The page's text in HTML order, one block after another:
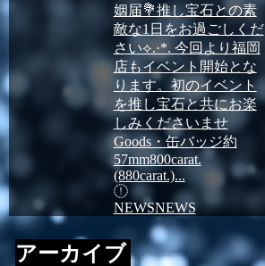
姻届💐推し宝石との素
敵な1日をお過ごしくだ
さい⟡.·*. 今回より福岡
店もイベント開始とな
ります。初のイベント
を推し宝石と共にお楽
しみくださいませ
Goods・缶バッジ約
57mm800carat.
(880carat.)...
NEWSNEWS
アーカイブ